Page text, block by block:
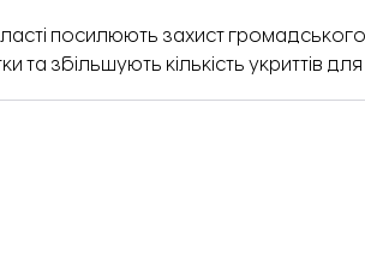
посилюють захист
та збільшують кількість укриттів